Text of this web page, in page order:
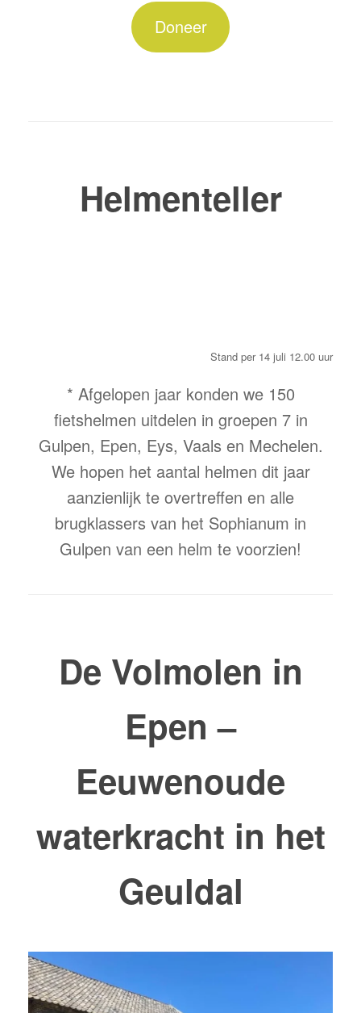
Doneer
Helmenteller
Stand per 14 juli 12.00 uur
* Afgelopen jaar konden we 150
fietshelmen uitdelen in groepen 7 in
Gulpen, Epen, Eys, Vaals en Mechelen.
We hopen het aantal helmen dit jaar
aanzienlijk te overtreffen en alle
brugklassers van het Sophianum in
Gulpen van een helm te voorzien!
De Volmolen in
Epen –
Eeuwenoude
waterkracht in het
Geuldal